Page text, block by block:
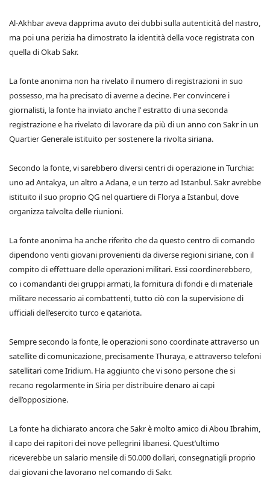
Al-Akhbar aveva dapprima avuto dei dubbi sulla autenticità del nastro,
ma poi una perizia ha dimostrato la identità della voce registrata con
quella di Okab Sakr.
La fonte anonima non ha rivelato il numero di registrazioni in suo
possesso, ma ha precisato di averne a decine. Per convincere i
giornalisti, la fonte ha inviato anche l’ estratto di una seconda
registrazione e ha rivelato di lavorare da più di un anno con Sakr in un
Quartier Generale istituito per sostenere la rivolta siriana.
Secondo la fonte, vi sarebbero diversi centri di operazione in Turchia:
uno ad Antakya, un altro a Adana, e un terzo ad Istanbul. Sakr avrebbe
istituito il suo proprio QG nel quartiere di Florya a Istanbul, dove
organizza talvolta delle riunioni.
La fonte anonima ha anche riferito che da questo centro di comando
dipendono venti giovani provenienti da diverse regioni siriane, con il
compito di effettuare delle operazioni militari. Essi coordinerebbero,
co i comandanti dei gruppi armati, la fornitura di fondi e di materiale
militare necessario ai combattenti, tutto ciò con la supervisione di
ufficiali dell’esercito turco e qatariota.
Sempre secondo la fonte, le operazioni sono coordinate attraverso un
satellite di comunicazione, precisamente Thuraya, e attraverso telefoni
satellitari come Iridium. Ha aggiunto che vi sono persone che si
recano regolarmente in Siria per distribuire denaro ai capi
dell’opposizione.
La fonte ha dichiarato ancora che Sakr è molto amico di Abou Ibrahim,
il capo dei rapitori dei nove pellegrini libanesi. Quest’ultimo
riceverebbe un salario mensile di 50.000 dollari, consegnatigli proprio
dai giovani che lavorano nel comando di Sakr.